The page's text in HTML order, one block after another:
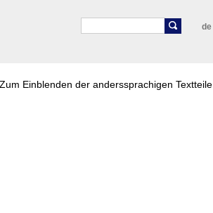
de
Zum Einblenden der anderssprachigen Textteile